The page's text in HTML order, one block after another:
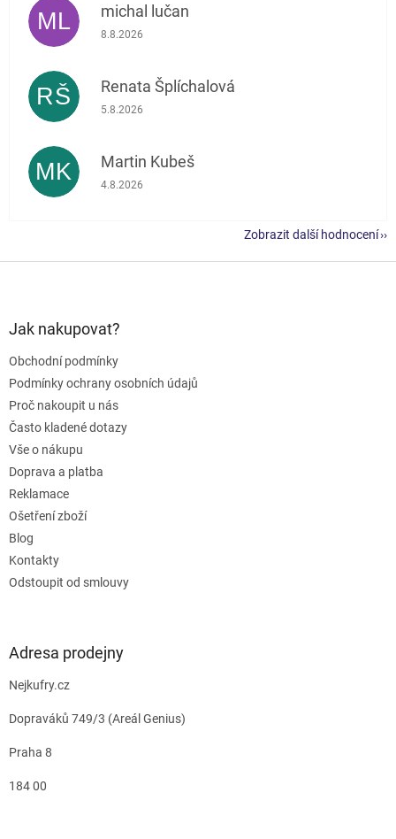
ML michal lučan
Hodnocení obchodu je 5 z 5 hvězdiček.
8.8.2026
RŠ Renata Šplíchalová
Hodnocení obchodu je 5 z 5 hvězdiček.
5.8.2026
MK Martin Kubeš
Hodnocení obchodu je 5 z 5 hvězdiček.
4.8.2026
Zobrazit další hodnocení
Jak nakupovat?
Obchodní podmínky
Podmínky ochrany osobních údajů
Proč nakoupit u nás
Často kladené dotazy
Vše o nákupu
Doprava a platba
Reklamace
Ošetření zboží
Blog
Kontakty
Odstoupit od smlouvy
Adresa prodejny
Nejkufry.cz
Dopraváků 749/3 (Areál Genius)
Praha 8
184 00